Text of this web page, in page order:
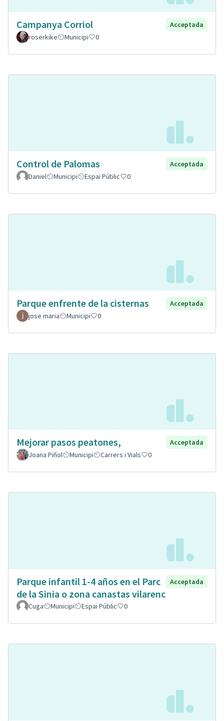
Campanya Corriol
Acceptada
roserkike
Municipi 0
Control de Palomas
Acceptada
Daniel
Municipi Espai Públic 0
Parque enfrente de la cisternas
Acceptada
jose maria
Municipi 0
Mejorar pasos peatones,
Acceptada
Joana Piñol
Municipi Carrers i Vials 0
Parque infantil 1-4 años en el Parc
de la Sinia o zona canastas vilarenc
Acceptada
Cuga Municipi Espai Públic 0